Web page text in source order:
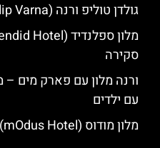
גולדן טוליפ ורנה (Golden Tulip Varna) – סקירה
סקירה
ורנה מלון עם פארק מים
עם ילדים
מלון מודוס (mOdus Hotel) ליד בית חב"ד ורנה